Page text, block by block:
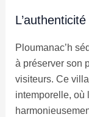
Ploumanac’h
à préserver son
visiteurs. Ce
intemporelle, où